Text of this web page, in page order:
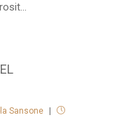
Sansone